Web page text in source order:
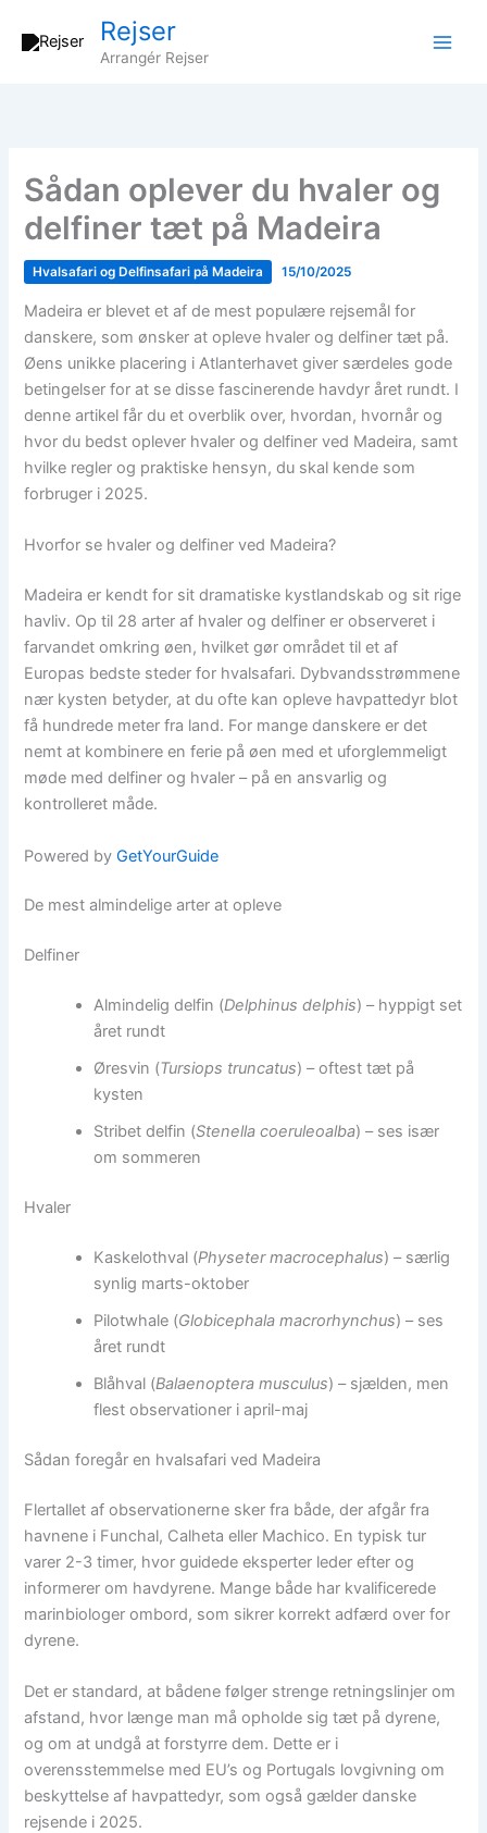
Rejser
Arrangér Rejser
Sådan oplever du hvaler og
delfiner tæt på Madeira
Hvalsafari og Delfinsafari på Madeira 15/10/2025
Madeira er blevet et af de mest populære rejsemål for
danskere, som ønsker at opleve hvaler og delfiner tæt på.
Øens unikke placering i Atlanterhavet giver særdeles gode
betingelser for at se disse fascinerende havdyr året rundt. I
denne artikel får du et overblik over, hvordan, hvornår og
hvor du bedst oplever hvaler og delfiner ved Madeira, samt
hvilke regler og praktiske hensyn, du skal kende som
forbruger i 2025.
Hvorfor se hvaler og delfiner ved Madeira?
Madeira er kendt for sit dramatiske kystlandskab og sit rige
havliv. Op til 28 arter af hvaler og delfiner er observeret i
farvandet omkring øen, hvilket gør området til et af
Europas bedste steder for hvalsafari. Dybvandsstrømmene
nær kysten betyder, at du ofte kan opleve havpattedyr blot
få hundrede meter fra land. For mange danskere er det
nemt at kombinere en ferie på øen med et uforglemmeligt
møde med delfiner og hvaler – på en ansvarlig og
kontrolleret måde.
Powered byGetYourGuide
De mest almindelige arter at opleve
Delfiner
Almindelig delfin (Delphinus delphis) – hyppigt set
året rundt
Øresvin (Tursiops truncatus) – oftest tæt på
kysten
Stribet delfin (Stenella coeruleoalba) – ses især
om sommeren
Hvaler
Kaskelothval (Physeter macrocephalus) – særlig
synlig marts-oktober
Pilotwhale (Globicephala macrorhynchus) – ses
året rundt
Blåhval (Balaenoptera musculus) – sjælden, men
flest observationer i april-maj
Sådan foregår en hvalsafari ved Madeira
Flertallet af observationerne sker fra både, der afgår fra
havnene i Funchal, Calheta eller Machico. En typisk tur
varer 2-3 timer, hvor guidede eksperter leder efter og
informerer om havdyrene. Mange både har kvalificerede
marinbiologer ombord, som sikrer korrekt adfærd over for
dyrene.
Det er standard, at bådene følger strenge retningslinjer om
afstand, hvor længe man må opholde sig tæt på dyrene,
og om at undgå at forstyrre dem. Dette er i
overensstemmelse med EU’s og Portugals lovgivning om
beskyttelse af havpattedyr, som også gælder danske
rejsende i 2025.